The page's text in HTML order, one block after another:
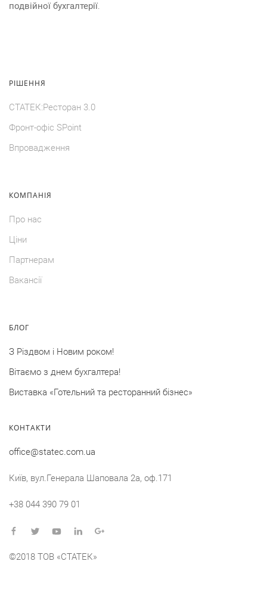
подвійної бухгалтерії.
РIШЕННЯ
СТАТЕК:Ресторан 3.0
Фронт-офiс SPoint
Впровадження
КОМПАНIЯ
Про нас
Цiни
Партнерам
Вакансії
БЛОГ
З Різдвом і Новим роком!
Вітаємо з днем бухгалтера!
Виставка «Готельний та ресторанний бізнес»
КОНТАКТИ
office@statec.com.ua
Київ, вул.Генерала Шаповала 2a, оф.171
+38 044 390 79 01
©2018 ТОВ «СТАТЕК»